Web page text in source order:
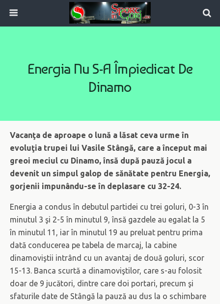
Energia Nu S-A Împiedicat De
Dinamo
Vacanţa de aproape o lună a lăsat ceva urme în
evoluţia trupei lui Vasile Stângă, care a început mai
greoi meciul cu Dinamo, însă după pauză jocul a
devenit un simpul galop de sănătate pentru Energia,
gorjenii impunându-se în deplasare cu 32-24.
Energia a condus în debutul partidei cu trei goluri, 0-3 în
minutul 3 şi 2-5 în minutul 9, însă gazdele au egalat la 5
în minutul 11, iar în minutul 19 au preluat pentru prima
dată conducerea pe tabela de marcaj, la cabine
dinamoviştii intrând cu un avantaj de două goluri, scor
15-13. Banca scurtă a dinamoviştilor, care s-au folosit
doar de 9 jucători, dintre care doi portari, precum şi
sfaturile date de Stângă la pauză au dus la o schimbare